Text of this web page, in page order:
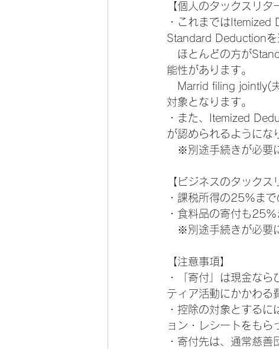
【個人のタックスリタ
・これまではItemized
Standard Deductionを
ほとんどの方が
能性があります。
Marrid filing jointly(
対象となります。
・また、Itemized
が認められるようにな
※別途手続きが必要
【ビジネスのタックス
・課税所得の25%ま
・食料品の寄付も
※別途手続きが必要
【注意事項】
・「寄付」は現金な
ティア活動にかかわる
・控除の対象とする
ョン・レシートをもら
・寄付先は、通常慈